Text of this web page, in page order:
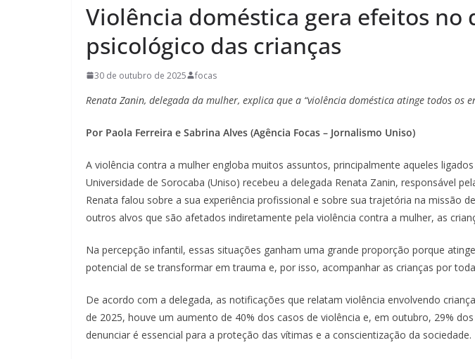
Violência doméstica gera efeitos
psicológico das crianças
30 de outubro de 2025 focas
Renata Zanin, delegada da mulher, explica que a “violência doméstica atinge todos os
Por Paola Ferreira e Sabrina Alves (Agência Focas – Jornalismo Uniso)
A violência contra a mulher engloba muitos assuntos, principalmente aqueles
Universidade de Sorocaba (Uniso) recebeu a delegada Renata Zanin, responsável
Renata falou sobre a sua experiência profissional e sobre sua trajetória na missão
outros alvos que são afetados indiretamente pela violência contra a mulher, as
Na percepção infantil, essas situações ganham uma grande proporção porque
potencial de se transformar em trauma e, por isso, acompanhar as crianças por
De acordo com a delegada, as notificações que relatam violência envolvendo
de 2025, houve um aumento de 40% dos casos de violência e, em outubro, 29%
denunciar é essencial para a proteção das vítimas e a conscientização da sociedade.